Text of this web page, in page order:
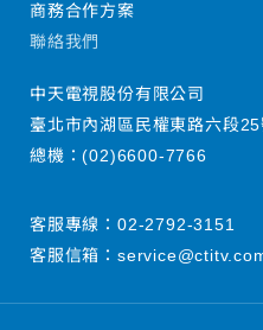
商務合作方案
聯絡我們
中天電視股份有限公司
臺北市內湖區民權東路六段25
總機：(02)6600-7766
客服專線： 02-2792-3151
客服信箱：